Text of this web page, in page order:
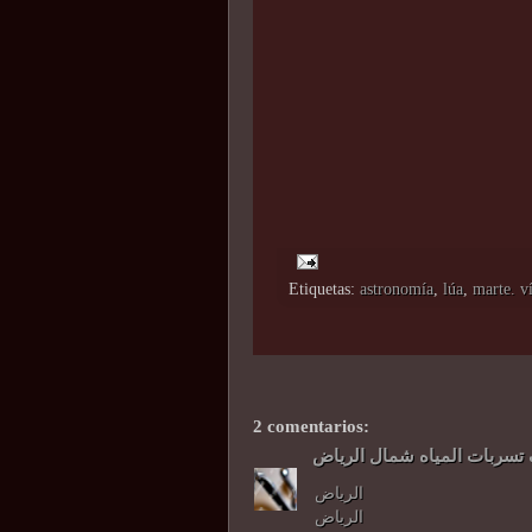
Etiquetas: astronomía, lúa, marte.
2 comentarios:
المياه شمال الرياض
الرياض
الرياض